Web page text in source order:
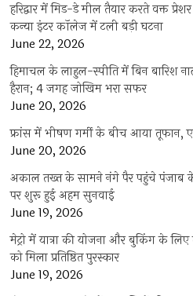
हरिद्वार में मिड-डे मील तैयार करते वक्त
कन्या इंटर कॉलेज में टली बड़ी घटना
June 22, 2026
हिमाचल के लाहुल-स्पीति में बिन बारिश
हैरान; 4 जगह जोखिम भरा सफर
June 20, 2026
फ्रांस में भीषण गर्मी के बीच आया तूफान,
June 20, 2026
अकाल तख्त के सामने नंगे पैर पहुंचे पंजाब
पर शुरू हुई अहम सुनवाई
June 19, 2026
मेट्रो में यात्रा की योजना और बुकिंग के
को मिला प्रतिष्ठित पुरस्कार
June 19, 2026